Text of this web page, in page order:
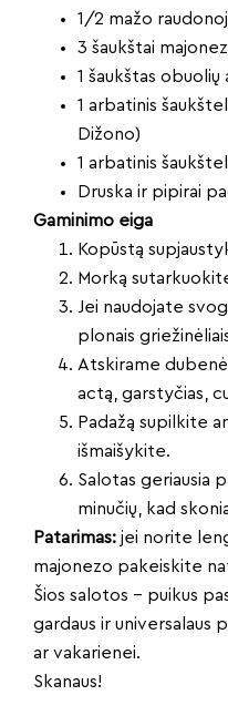
1/2 mažo
3 šaukštai
1 šaukštas
1 arbatinis
Dižono)
1 arbatinis
Druska ir pipirai
Gaminimo eiga
Kopūstą
Morką
Jei naudojate
plonais
Atskirame
actą, garstyčias,
Padažą supilkite
išmaišykite.
Salotas geriausia
minučių, kad
Patarimas: jei norite
majonezo pakeiskite
Šios salotos – puikus
gardaus ir universalaus
ar vakarienei.
Skanaus!